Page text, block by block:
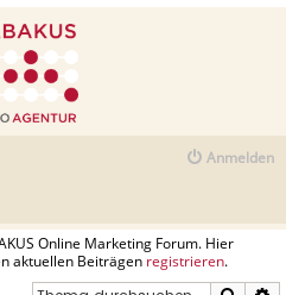
Anmelden
Online Marketing Forum. Hier
aktuellen Beiträgen registrieren.